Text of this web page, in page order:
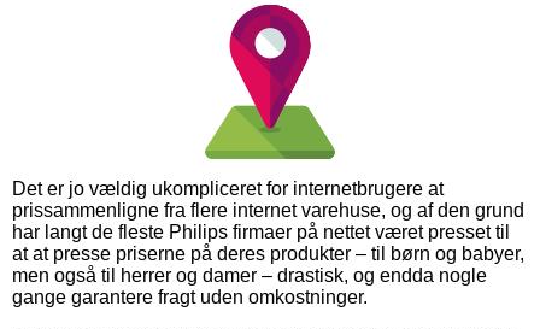
Det er jo vældig ukompliceret for internetbrugere at
prissammenligne fra flere internet varehuse, og af den grund
har langt de fleste Philips firmaer på nettet været presset til
at at presse priserne på deres produkter – til børn og babyer,
men også til herrer og damer – drastisk, og endda nogle
gange garantere fragt uden omkostninger.